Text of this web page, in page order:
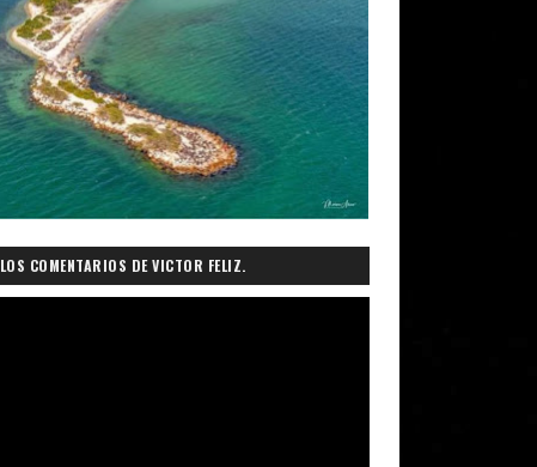
LOS COMENTARIOS DE VICTOR FELIZ.